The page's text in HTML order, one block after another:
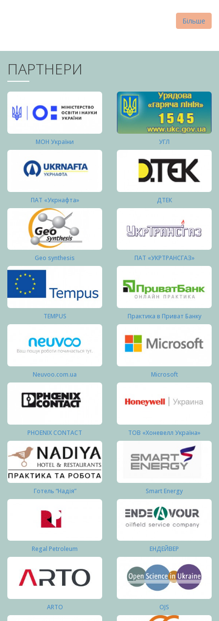
Більше
ПАРТНЕРИ
МОН України УГЛ
ПАТ «Укрнафта» ДТЕК
Geo synthesis ПАТ «УКРТРАНСГАЗ»
TEMPUS Практика в Приват Банку
Neuvoo.com.ua Microsoft
PHOENIX CONTACT ТОВ «Хоневелл Україна»
Готель “Надія” Smart Energy
Regal Petroleum ЕНДЕЙВЕР
ARTO OJS